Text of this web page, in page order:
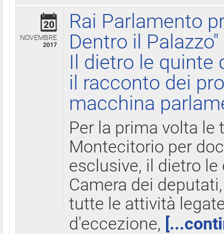
20
NOVEMBRE
2017
Rai Parlamento
Dentro il Palazzo"
Il dietro le quinte
il racconto dei
macchina
Per la prima volta le
Montecitorio per
esclusive, il dietro
Camera dei
tutte le attività
d'eccezione,